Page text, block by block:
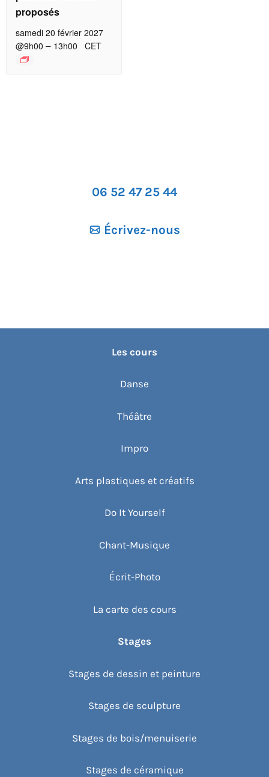
proposés
samedi 20 février 2027
@9h00 – 13h00 CET
06 52 47 25 44
Écrivez-nous
Les cours
Danse
Théâtre
Impro
Arts plastiques et créatifs
Do It Yourself
Chant-Musique
Écrit-Photo
La carte des cours
Stages
Stages de dessin et peinture
Stages de sculpture
Stages de bois/menuiserie
Stages de céramique